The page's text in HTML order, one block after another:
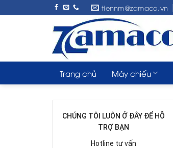
to
tiennm@zamaco.vn
Trang chủ Máy chiếu
CHÚNG TÔI LUÔN Ở ĐÂY ĐỂ HỖ
TRỢ BẠN
Hotline tư vấn